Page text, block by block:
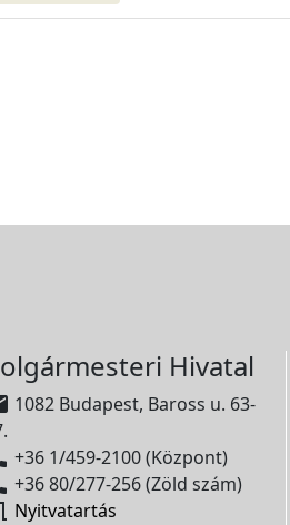
Hivatal
1082 Budapest, Baross u. 63-
+36 1/459-2100 (Központ)
+36 80/277-256 (Zöld szám)
Nyitvatartás